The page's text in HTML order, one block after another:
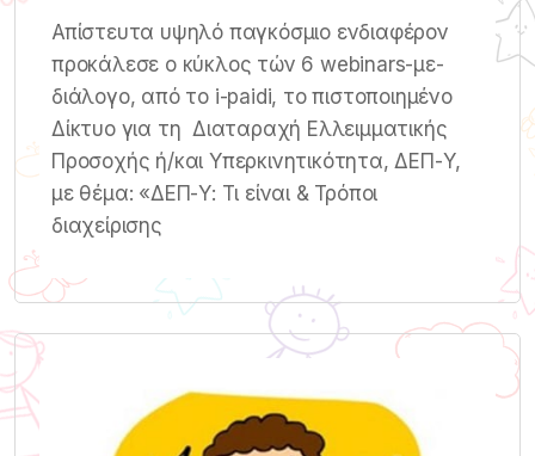
Απίστευτα υψηλό παγκόσμιο ενδιαφέρον
προκάλεσε ο κύκλος τών 6 webinars-με-
διάλογο, από το i-paidi, το πιστοποιημένο
Δίκτυο για τη Διαταραχή Ελλειμματικής
Προσοχής ή/και Υπερκινητικότητα, ΔΕΠ-Υ,
με θέμα: «ΔΕΠ-Υ: Τι είναι & Τρόποι
διαχείρισης